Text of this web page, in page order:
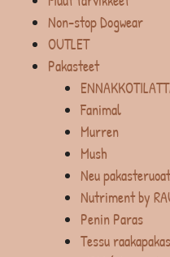
Non-stop Dogwear
OUTLET
Pakasteet
Fanimal
Murren
Mush
Neu pakasteruoat
Nutriment by
Penin Paras
Tessu